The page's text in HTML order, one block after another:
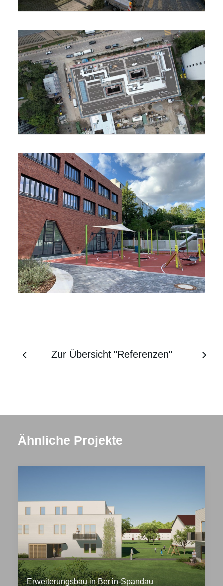
Zur Übersicht "Referenzen"
Ähnliche Projekte
Erweiterungsbau in Berlin-Spandau